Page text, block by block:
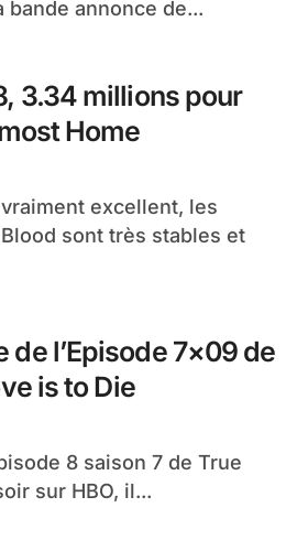
bande annonce de...
3.34 millions pour
Home
sont très stables et
de l’Episode 7×09 de
is to Die
sur HBO, il...